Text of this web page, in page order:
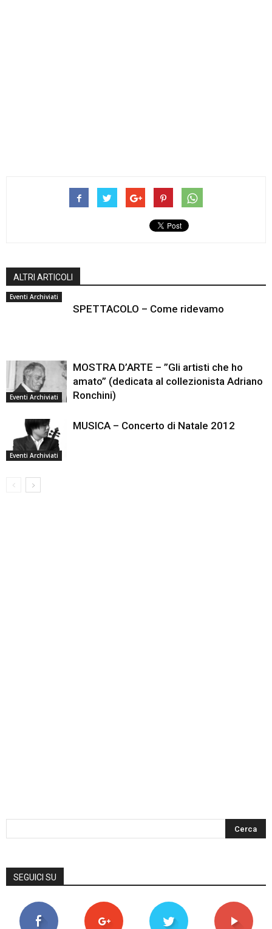
ALTRI ARTICOLI
Eventi Archiviati
SPETTACOLO – Come ridevamo
Eventi Archiviati
MOSTRA D’ARTE – ”Gli artisti che ho
amato” (dedicata al collezionista Adriano
Ronchini)
Eventi Archiviati
MUSICA – Concerto di Natale 2012
SEGUICI SU